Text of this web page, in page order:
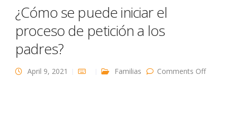
¿Cómo se puede iniciar el
proceso de petición a los
padres?
April 9, 2021 Familias Comments Offon